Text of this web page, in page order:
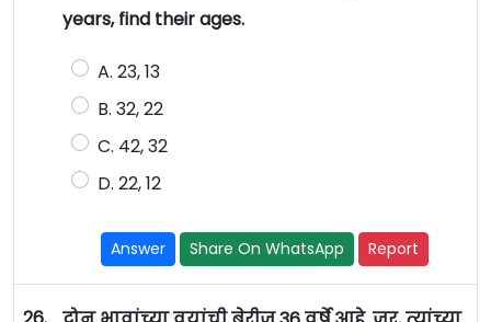
years, find their ages.
A. 23, 13
B. 32, 22
C. 42, 32
D. 22, 12
Answer Share On WhatsApp Report